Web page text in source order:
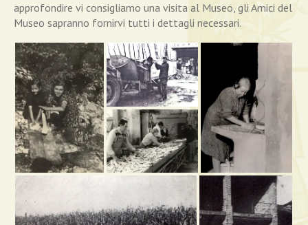
approfondire vi consigliamo una visita al Museo, gli Amici del
Museo sapranno fornirvi tutti i dettagli necessari.